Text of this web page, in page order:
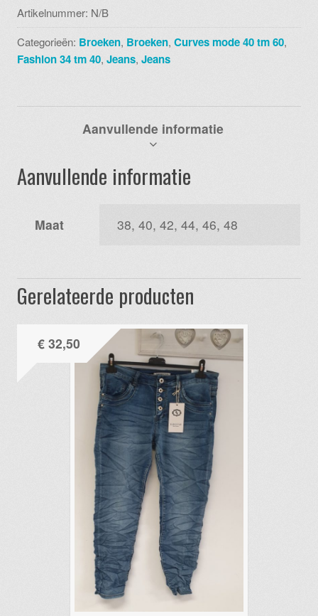
wit
aantal
Artikelnummer: N/B
Categorieën: Broeken, Broeken,Curves mode 40 tm 60,
Fashion 34 tm 40,Jeans,Jeans
Aanvullende informatie
Aanvullende informatie
Maat 38, 40, 42, 44, 46, 48
Gerelateerde producten
€32,50